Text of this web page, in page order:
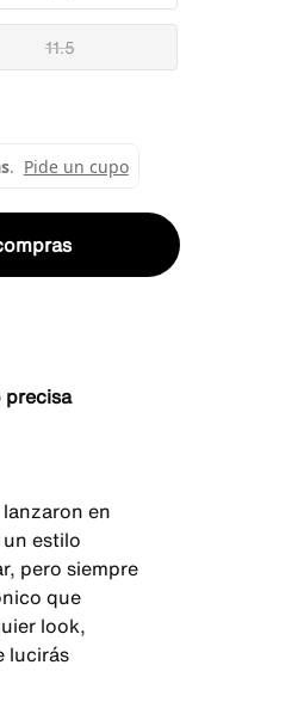
11.5
en
estilo
pero siempre
que
look,
lucirás